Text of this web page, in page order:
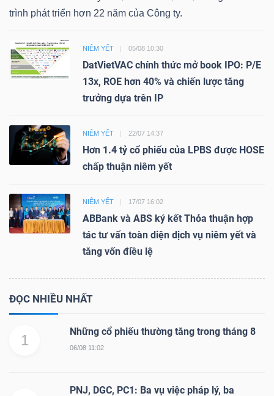
trình phát triển hơn 22 năm của Công ty.
NIÊM YẾT 05/08 10:30
DatVietVAC chính thức mở book IPO: P/E
13x, ROE hơn 40% và chiến lược tăng
trưởng dựa trên IP
NIÊM YẾT 22/07 14:37
Hơn 1.4 tỷ cổ phiếu của LPBS được HOSE
chấp thuận niêm yết
NIÊM YẾT 17/07 16:02
ABBank và ABS ký kết Thỏa thuận hợp
tác tư vấn toàn diện dịch vụ niêm yết và
tăng vốn điều lệ
ĐỌC NHIỀU NHẤT
1
Những cổ phiếu thường tăng trong tháng 8
06/08 11:02
PNJ, DGC, PC1: Ba vụ việc pháp lý, ba